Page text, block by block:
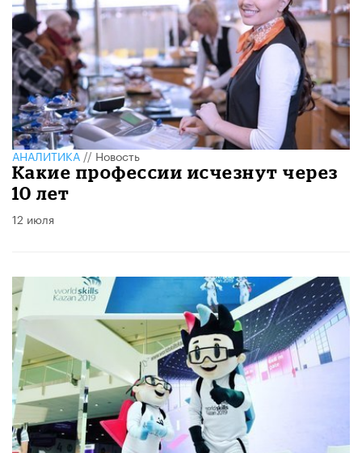
АНАЛИТИКА//Новость
Какие профессии исчезнут через
10 лет
12 июля